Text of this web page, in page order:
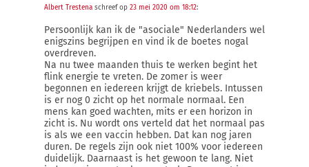
Albert Trestena schreef op 23 mei 2020 om 18:12:
Persoonlijk kan ik de "asociale" Nederlanders wel
enigszins begrijpen en vind ik de boetes nogal
overdreven.
Na nu twee maanden thuis te werken begint het
flink energie te vreten. De zomer is weer
begonnen en iedereen krijgt de kriebels. Intussen
is er nog 0 zicht op het normale normaal. Een
mens kan goed wachten, mits er een horizon in
zicht is. Nu wordt ons verteld dat het normaal pas
is als we een vaccin hebben. Dat kan nog jaren
duren. De regels zijn ook niet 100% voor iedereen
duidelijk. Daarnaast is het gewoon te lang. Niet